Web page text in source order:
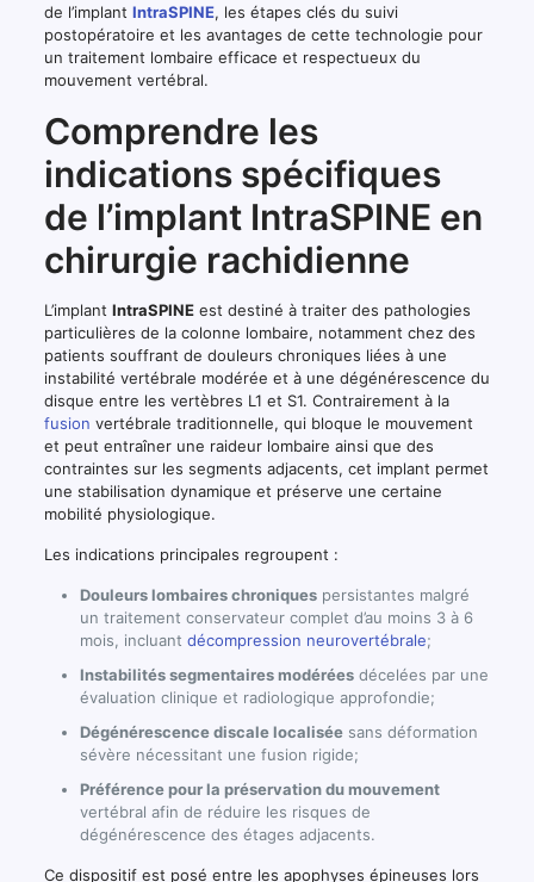
de l’implant IntraSPINE, les étapes clés du suivi
postopératoire et les avantages de cette technologie pour
un traitement lombaire efficace et respectueux du
mouvement vertébral.
Comprendre les
indications spécifiques
de l’implant IntraSPINE en
chirurgie rachidienne
L’implant IntraSPINEest destiné à traiter des pathologies
particulières de la colonne lombaire, notamment chez des
patients souffrant de douleurs chroniques liées à une
instabilité vertébrale modérée et à une dégénérescence du
disque entre les vertèbres L1 et S1. Contrairement à la
fusion vertébrale traditionnelle, qui bloque le mouvement
et peut entraîner une raideur lombaire ainsi que des
contraintes sur les segments adjacents, cet implant permet
une stabilisation dynamique et préserve une certaine
mobilité physiologique.
Les indications principales regroupent :
Douleurs lombaires chroniquespersistantes malgré
un traitement conservateur complet d’au moins 3 à 6
mois, incluant décompression neurovertébrale;
Instabilités segmentaires modéréesdécelées par une
évaluation clinique et radiologique approfondie;
Dégénérescence discale localiséesans déformation
sévère nécessitant une fusion rigide;
Préférence pour la préservation du mouvement
vertébral afin de réduire les risques de
dégénérescence des étages adjacents.
Ce dispositif est posé entre les apophyses épineuses lors